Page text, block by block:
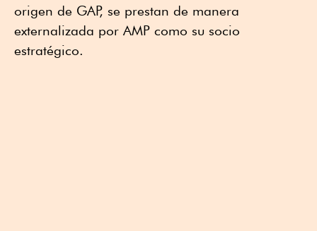
origen de GAP, se prestan de manera
externalizada por AMP como su socio
estratégico.